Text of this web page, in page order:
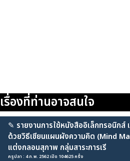
เรื่องที่ท่านอาจสนใจ
✎ รายงานการใช้หนังสืออิเล็กทรอนิกส์
ด้วยวิธีเขียนแผนผังความคิด (Mind
แต่งกลอนสุภาพ กลุ่มสาระการเรี
ครูปลา : 4 ก.พ. 2562 เปิด 104625 ครั้ง